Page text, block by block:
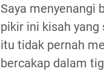
Saya menyenangi
pikir ini kisah
itu tidak pernah
bercakap dalam